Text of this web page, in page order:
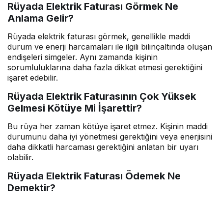
Rüyada Elektrik Faturası Görmek Ne
Anlama Gelir?
Rüyada elektrik faturası görmek, genellikle maddi
durum ve enerji harcamaları ile ilgili bilinçaltında oluşan
endişeleri simgeler. Aynı zamanda kişinin
sorumluluklarına daha fazla dikkat etmesi gerektiğini
işaret edebilir.
Rüyada Elektrik Faturasının Çok Yüksek
Gelmesi Kötüye Mi İşarettir?
Bu rüya her zaman kötüye işaret etmez. Kişinin maddi
durumunu daha iyi yönetmesi gerektiğini veya enerjisini
daha dikkatli harcaması gerektiğini anlatan bir uyarı
olabilir.
Rüyada Elektrik Faturası Ödemek Ne
Demektir?